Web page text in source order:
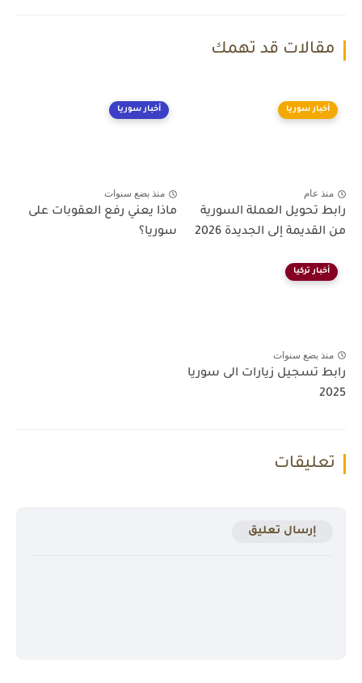
مقالات قد تهمك
أخبار سوريا
منذ عام
رابط تحويل العملة السورية
من القديمة إلى الجديدة 2026
أخبار سوريا
منذ بضع سنوات
ماذا يعني رفع العقوبات على
سوريا؟
أخبار تركيا
منذ بضع سنوات
رابط تسجيل زيارات الى سوريا
2025
تعليقات
إرسال تعليق